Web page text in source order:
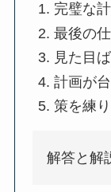
完璧な
最後の
見た目
計画が
策を練
解答と解